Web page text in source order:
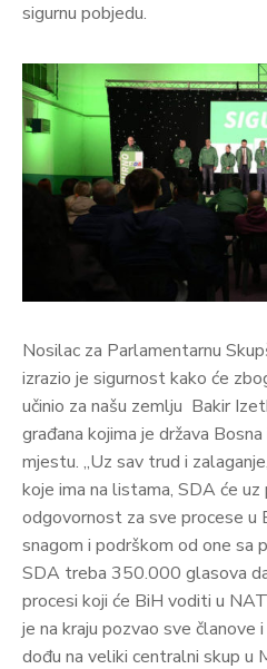
sigurnu pobjedu.
Nosilac za Parlamentarnu
izrazio je sigurnost kako će
učinio za našu zemlju Bakir
građana kojima je država
mjestu. „Uz sav trud i
koje ima na listama, SDA će
odgovornost za sve procese u
snagom i podrškom od one sa
SDA treba 350.000 glasova
procesi koji će BiH voditi u
je na kraju pozvao sve članove
dođu na veliki centralni skup u